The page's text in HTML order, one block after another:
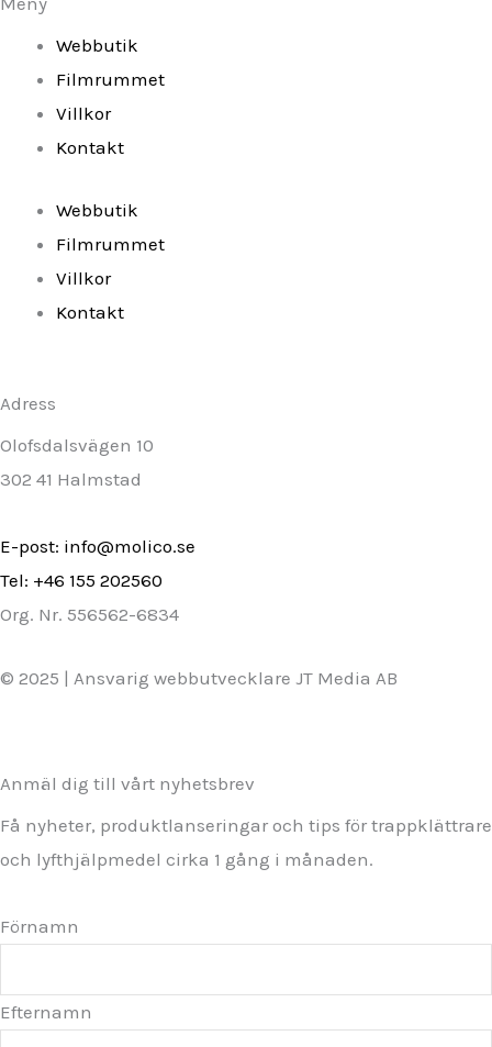
k
-
f
a
m
Webbutik
Filmrummet
Villkor
Kontakt
Webbutik
Filmrummet
Villkor
Kontakt
Adress
Olofsdalsvägen 10
302 41 Halmstad
E-post: info@molico.se
Tel: +46 155 202560
Org. Nr. 556562-6834
© 2025 | Ansvarig webbutvecklare JT Media AB
Anmäl dig till vårt nyhetsbrev
Få nyheter, produktlanseringar och tips för trappklättrare
och lyfthjälpmedel cirka 1 gång i månaden.
Förnamn
Efternamn